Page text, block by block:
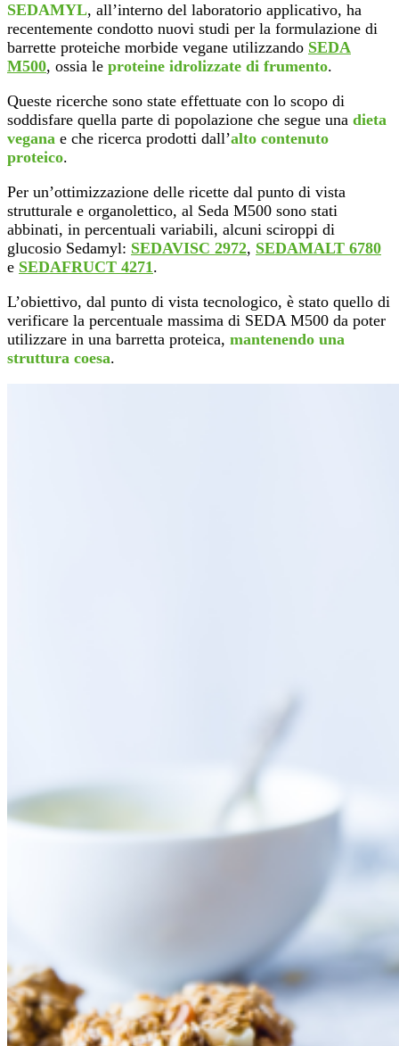
SEDAMYL, all’interno del laboratorio applicativo, ha
recentemente condotto nuovi studi per la formulazione di
barrette proteiche morbide vegane utilizzando SEDA
M500, ossia le proteine idrolizzate di frumento.
Queste ricerche sono state effettuate con lo scopo di
soddisfare quella parte di popolazione che segue una dieta
vegana e che ricerca prodotti dall’alto contenuto
proteico.
Per un’ottimizzazione delle ricette dal punto di vista
strutturale e organolettico, al Seda M500 sono stati
abbinati, in percentuali variabili, alcuni sciroppi di
glucosio Sedamyl: SEDAVISC 2972, SEDAMALT 6780
e SEDAFRUCT 4271.
L’obiettivo, dal punto di vista tecnologico, è stato quello di
verificare la percentuale massima di SEDA M500 da poter
utilizzare in una barretta proteica, mantenendo una
struttura coesa.